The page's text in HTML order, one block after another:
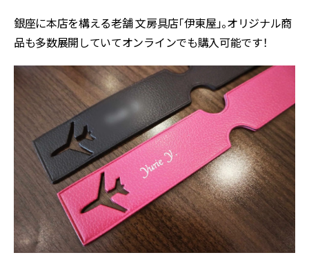
銀座に本店を構える老舗 文房具店「伊東屋」。オリジナル商
品も多数展開していてオンラインでも購入可能です！